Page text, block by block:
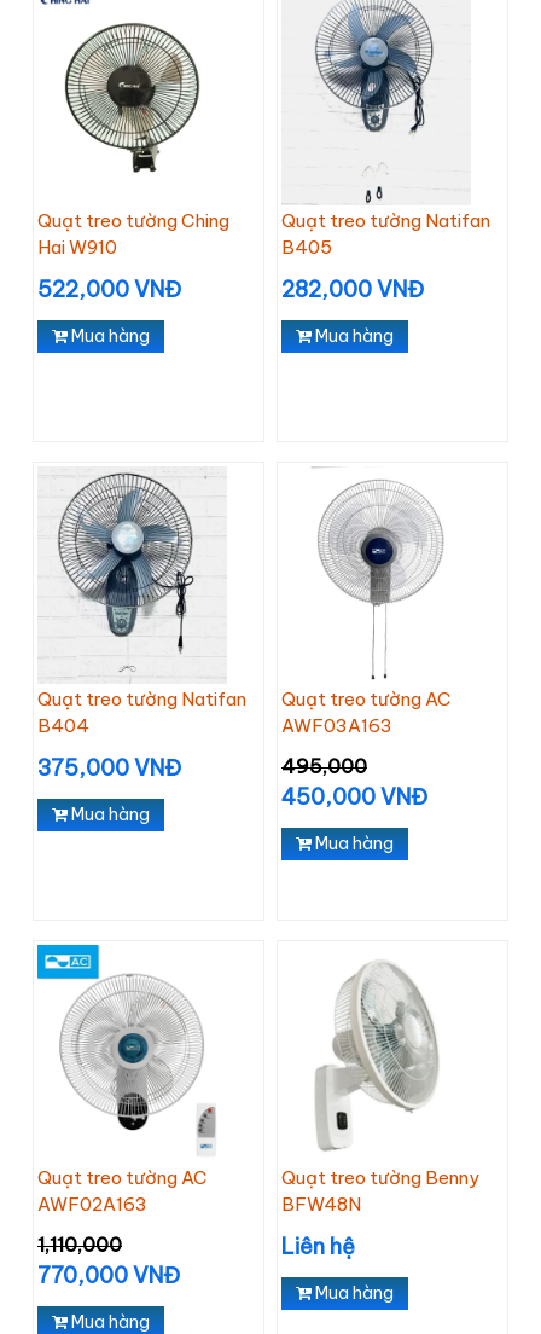
Quạt treo tường Ching
Hai W910
522,000 VNĐ
Mua hàng
Quạt treo tường Natifan
B405
282,000 VNĐ
Mua hàng
Quạt treo tường Natifan
B404
375,000 VNĐ
Mua hàng
Quạt treo tường AC
AWF03A163
495,000
450,000 VNĐ
Mua hàng
Quạt treo tường AC
AWF02A163
1,110,000
770,000 VNĐ
Mua hàng
Quạt treo tường Benny
BFW48N
Liên hệ
Mua hàng